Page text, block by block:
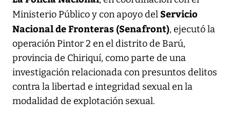
Ministerio Público y con apoyo del Servicio
Nacional de Fronteras (Senafront), ejecutó la
operación Pintor 2 en el distrito de Barú,
provincia de Chiriquí, como parte de una
investigación relacionada con presuntos delitos
contra la libertad e integridad sexual en la
modalidad de explotación sexual.